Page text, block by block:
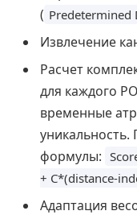
( Predetermined
Извлечение
Расчет
для каждого
временные
уникальность.
формулы:
+ C*(distance-
Адаптация